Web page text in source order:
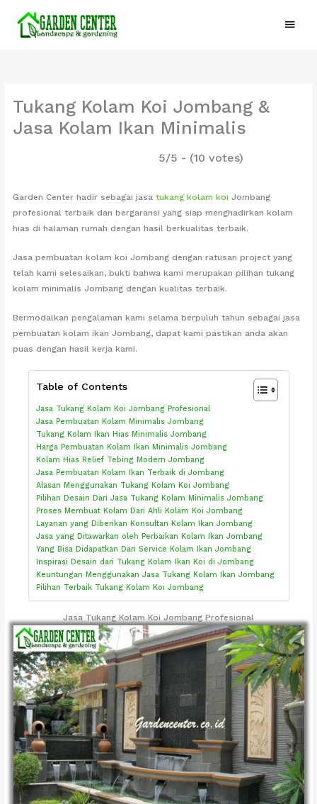
konten
Menu
Tukang Kolam Koi Jombang &
Jasa Kolam Ikan Minimalis
5/5 - (10 votes)
Garden Center hadir sebagai jasatukang kolam koi Jombang
profesional terbaik dan bergaransi yang siap menghadirkan kolam
hias di halaman rumah dengan hasil berkualitas terbaik.
Jasa pembuatan kolam koi Jombang dengan ratusan project yang
telah kami selesaikan, bukti bahwa kami merupakan pilihan tukang
kolam minimalis Jombang dengan kualitas terbaik.
Bermodalkan pengalaman kami selama berpuluh tahun sebagai jasa
pembuatan kolam ikan Jombang, dapat kami pastikan anda akan
puas dengan hasil kerja kami.
Table of Contents
Jasa Tukang Kolam Koi Jombang Profesional
Jasa Pembuatan Kolam Minimalis Jombang
Tukang Kolam Ikan Hias Minimalis Jombang
Harga Pembuatan Kolam Ikan Minimalis Jombang
Kolam Hias Relief Tebing Modern Jombang
Jasa Pembuatan Kolam Ikan Terbaik di Jombang
Alasan Menggunakan Tukang Kolam Koi Jombang
Pilihan Desain Dari Jasa Tukang Kolam Minimalis Jombang
Proses Membuat Kolam Dari Ahli Kolam Koi Jombang
Layanan yang Diberikan Konsultan Kolam Ikan Jombang
Jasa yang Ditawarkan oleh Perbaikan Kolam Ikan Jombang
Yang Bisa Didapatkan Dari Service Kolam Ikan Jombang
Inspirasi Desain dari Tukang Kolam Ikan Koi di Jombang
Keuntungan Menggunakan Jasa Tukang Kolam Ikan Jombang
Pilihan Terbaik Tukang Kolam Koi Jombang
Jasa Tukang Kolam Koi Jombang Profesional